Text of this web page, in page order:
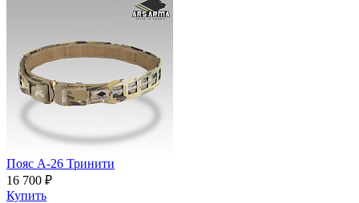
Пояс A-26 Тринити
16 700 ₽
Купить